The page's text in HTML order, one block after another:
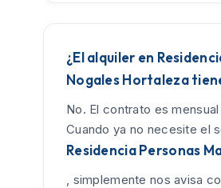
¿El alquiler en
Nogales Hortaleza
No. El contrato es
Cuando ya no necesite el
Residencia Personas
, simplemente nos avisa